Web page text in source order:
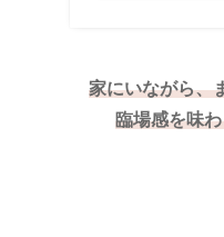
家にいながら、
臨場感を味